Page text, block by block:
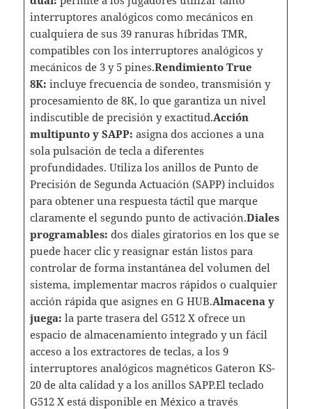
interruptores analógicos como mecánicos en
cualquiera de sus 39 ranuras híbridas TMR,
compatibles con los interruptores analógicos y
mecánicos de 3 y 5 pines.Rendimiento True
8K: incluye frecuencia de sondeo, transmisión y
procesamiento de 8K, lo que garantiza un nivel
indiscutible de precisión y exactitud.Acción
multipunto y SAPP: asigna dos acciones a una
sola pulsación de tecla a diferentes
profundidades. Utiliza los anillos de Punto de
Precisión de Segunda Actuación (SAPP) incluidos
para obtener una respuesta táctil que marque
claramente el segundo punto de activación.Diales
programables: dos diales giratorios en los que se
puede hacer clic y reasignar están listos para
controlar de forma instantánea del volumen del
sistema, implementar macros rápidos o cualquier
acción rápida que asignes en G HUB.Almacena y
juega: la parte trasera del G512 X ofrece un
espacio de almacenamiento integrado y un fácil
acceso a los extractores de teclas, a los 9
interruptores analógicos magnéticos Gateron KS-
20 de alta calidad y a los anillos SAPP.El teclado
G512 X está disponible en México a través